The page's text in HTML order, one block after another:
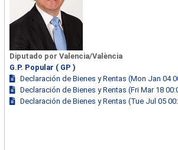
Diputado por Valencia/València
G.P. Popular ( GP )
Declaración de Bienes y Rentas (Mon Jan 04
Declaración de Bienes y Rentas (Fri Mar 18
Declaración de Bienes y Rentas (Tue Jul 05